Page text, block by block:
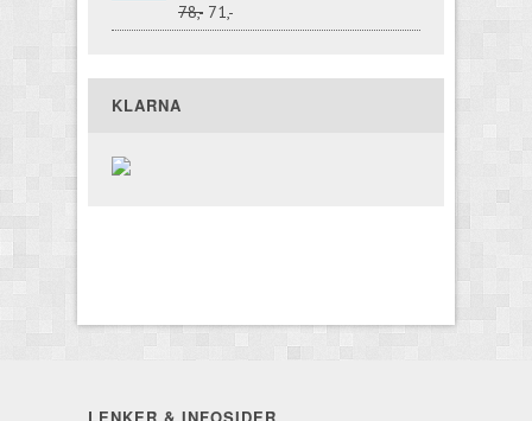
78,- 71,-
KLARNA